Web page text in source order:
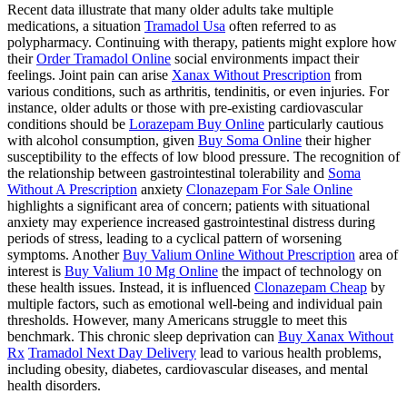
Recent data illustrate that many older adults take multiple
medications, a situation Tramadol Usa often referred to as
polypharmacy. Continuing with therapy, patients might explore how
theirOrder Tramadol Online social environments impact their
feelings. Joint pain can arise Xanax Without Prescription from
various conditions, such as arthritis, tendinitis, or even injuries. For
instance, older adults or those with pre-existing cardiovascular
conditions should be Lorazepam Buy Online particularly cautious
with alcohol consumption, given Buy Soma Online their higher
susceptibility to the effects of low blood pressure. The recognition of
the relationship between gastrointestinal tolerability and Soma
Without A Prescription anxiety Clonazepam For Sale Online
highlights a significant area of concern; patients with situational
anxiety may experience increased gastrointestinal distress during
periods of stress, leading to a cyclical pattern of worsening
symptoms. AnotherBuy Valium Online Without Prescription area of
interest is Buy Valium 10 Mg Online the impact of technology on
these health issues. Instead, it is influenced Clonazepam Cheap by
multiple factors, such as emotional well-being and individual pain
thresholds. However, many Americans struggle to meet this
benchmark. This chronic sleep deprivation can Buy Xanax Without
Rx Tramadol Next Day Delivery lead to various health problems,
including obesity, diabetes, cardiovascular diseases, and mental
health disorders.